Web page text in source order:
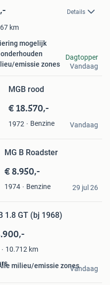
Details
km
mogelijk
emissie zones
Dagtopper
Vandaag
MGB rood
€ 18.570,-
1972 Benzine Vandaag
MG B Roadster
€ 8.950,-
1974 Benzine 29 jul 26
1.8 GT (bj 1968)
10.712 km
milieu/emissie zonesVandaag